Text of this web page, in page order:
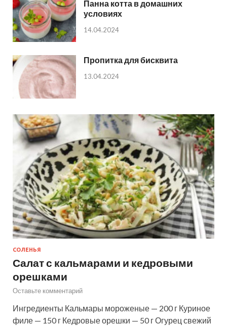
Панна котта в домашних
условиях
14.04.2024
Пропитка для бисквита
13.04.2024
СОЛЕНЬЯ
Салат с кальмарами и кедровыми
орешками
Оставьте комментарий
Ингредиенты Кальмары мороженые — 200 г Куриное
филе — 150 г Кедровые орешки — 50 г Огурец свежий